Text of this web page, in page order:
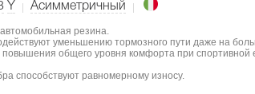
Y Асимметричный
резина.
уменьшению тормозного пути даже на
общего уровня комфорта при спортивной
способствуют равномерному износу.